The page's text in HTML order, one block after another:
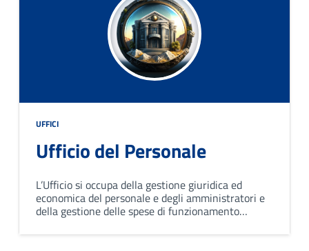
UFFICI
Ufficio del Personale
L’Ufficio si occupa della gestione giuridica ed
economica del personale e degli amministratori e
della gestione delle spese di funzionamento